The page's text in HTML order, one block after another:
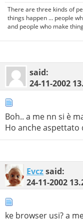
There are three kinds of
things happen ... people
and people who make
said:
24-11-2002
Boh.. a me nn si è
Ho anche aspettato
Evczsaid:
24-11-2002
ke browser usi? a